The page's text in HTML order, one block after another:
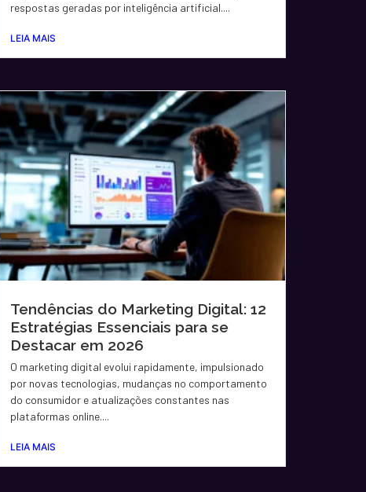
respostas geradas por inteligência artificial....
LEIA MAIS
Tendências do Marketing Digital: 12
Estratégias Essenciais para se
Destacar em 2026
O marketing digital evolui rapidamente, impulsionado
por novas tecnologias, mudanças no comportamento
do consumidor e atualizações constantes nas
plataformas online....
LEIA MAIS